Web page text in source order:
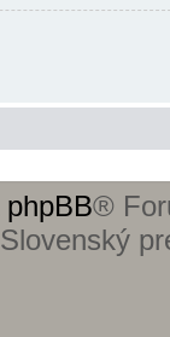
phpBB®
Slovenský